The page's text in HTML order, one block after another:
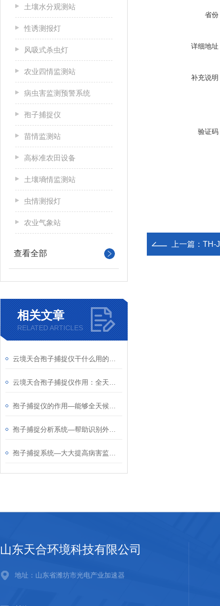
土壤水分观测站
性诱测报灯
风吸式杀虫灯
农业四情监测站
病虫害监测预警系统
孢子捕捉仪
苗情监测站
高标准农田设备
土壤墒情监测站
虫情测报灯
农业气象站
查看全部
相关文章
RELATED ARTICLES
省份
详细地址
补充说明
验证码
上一篇： TH-
山东天合环境科技有限公司
地址：山东省潍坊市光电产业加速器